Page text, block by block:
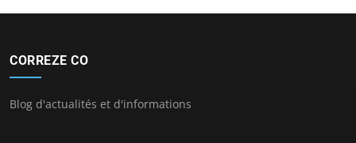
CORREZE CO
Blog d'actualités et d'informations